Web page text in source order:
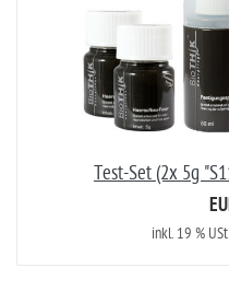
Test-Set (2x 5g
inkl. 19 % USt